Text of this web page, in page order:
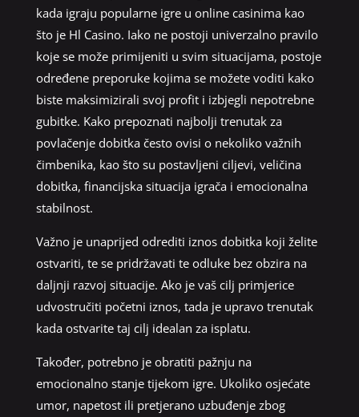
kada igraju popularne igre u online casinima kao
što je Hl Casino. Iako ne postoji univerzalno pravilo
koje se može primijeniti u svim situacijama, postoje
određene preporuke kojima se možete voditi kako
biste maksimizirali svoj profit i izbjegli nepotrebne
gubitke. Kako prepoznati najbolji trenutak za
povlačenje dobitka često ovisi o nekoliko važnih
čimbenika, kao što su postavljeni ciljevi, veličina
dobitka, financijska situacija igrača i emocionalna
stabilnost.
Važno je unaprijed odrediti iznos dobitka koji želite
ostvariti, te se pridržavati te odluke bez obzira na
daljnji razvoj situacije. Ako je vaš cilj primjerice
udvostručiti početni iznos, tada je upravo trenutak
kada ostvarite taj cilj idealan za isplatu.
Također, potrebno je obratiti pažnju na
emocionalno stanje tijekom igre. Ukoliko osjećate
umor, napetost ili pretjerano uzbuđenje zbog